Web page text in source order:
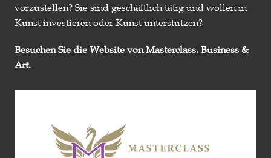
vorzustellen? Sie sind geschäftlich tätig und wollen in
Kunst investieren oder Kunst unterstützen?
Besuchen Sie die Website von Masterclass. Business &
Art.